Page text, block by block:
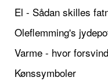
El - Sådan skilles
Oleflemming's
Varme - hvor
Kønssymboler